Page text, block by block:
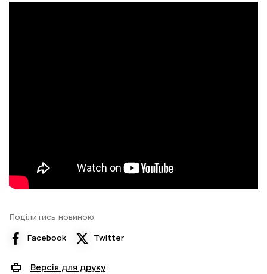
Поділитись новиною:
Facebook Twitter
Версія для друку